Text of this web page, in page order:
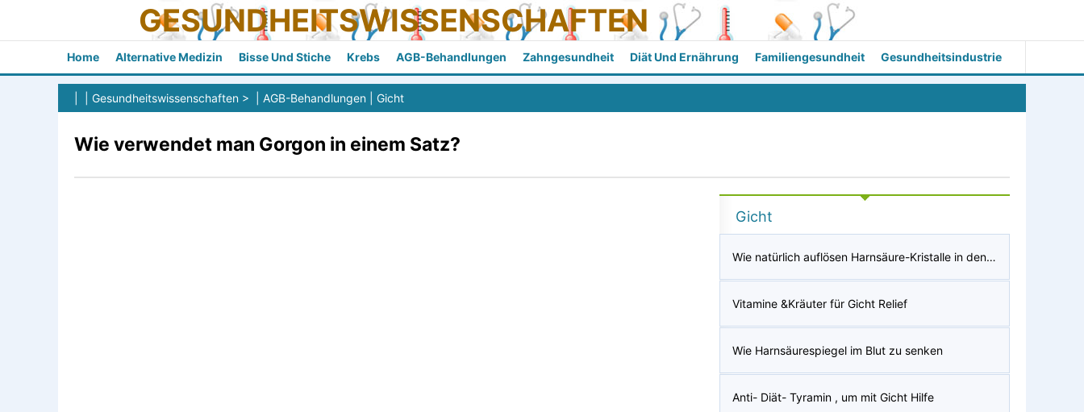
GESUNDHEITSWISSENSCHAFTEN
Home Alternative Medizin Bisse Und Stiche Krebs AGB-Behandlungen Zahngesundheit Diät Und Ernährung Familiengesundheit Gesundheitsindustrie
Gesundheitswissenschaften > | AGB-Behandlungen Gicht
Wie verwendet man Gorgon in einem Satz?
Gicht
Wie natürlich auflösen Harnsäure-Kristalle in den Körper
Vitamine &Kräuter für Gicht Relief
Wie Harnsäurespiegel im Blut zu senken
Anti- Diät- Tyramin , um mit Gicht Hilfe